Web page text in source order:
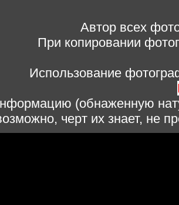
Автор всех
При копировании
Использование
(обнаженную
черт их знает, не